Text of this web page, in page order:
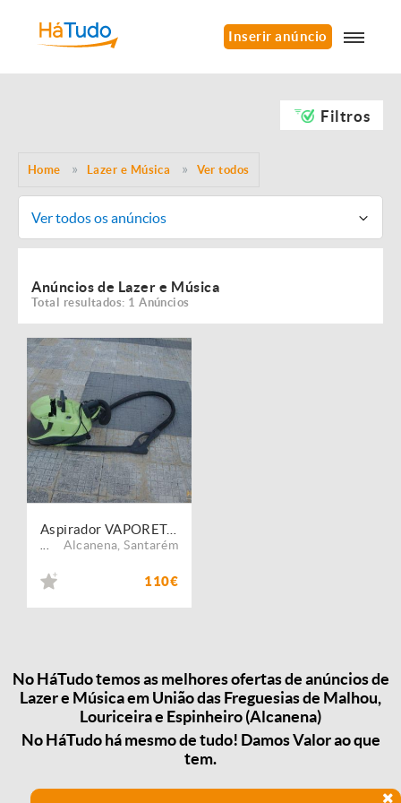
Inserir anúncio
Filtros
Home Lazer e Música Ver todos
Ver todos os anúncios
Anúncios de Lazer e Música
Total resultados: 1 Anúncios
Aspirador VAPORETO Polti
Alcanena ,Santarém
110€
No HáTudo temos as melhores ofertas de anúncios de
Lazer e Música em União das Freguesias de Malhou,
Louriceira e Espinheiro (Alcanena)
No HáTudo há mesmo de tudo! Damos Valor ao que
tem.